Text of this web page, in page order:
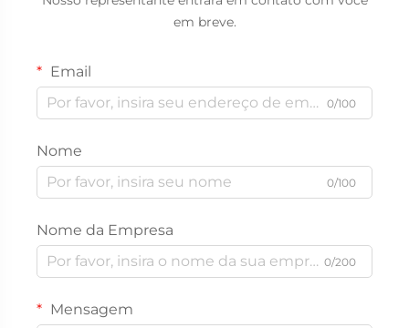
em breve.
Email
0/100
Nome
0/100
Nome da Empresa
0/200
Mensagem